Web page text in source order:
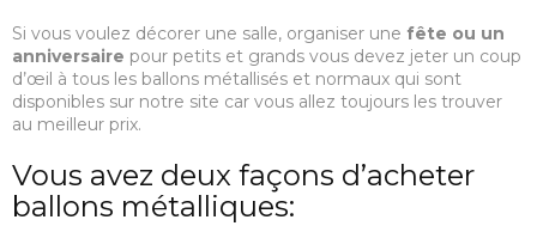
Si vous voulez décorer une salle, organiser une fête ou un
anniversaire pour petits et grands vous devez jeter un coup
d’œil à tous les ballons métallisés et normaux qui sont
disponibles sur notre site car vous allez toujours les trouver
au meilleur prix.
Vous avez deux façons d’acheter
ballons métalliques: